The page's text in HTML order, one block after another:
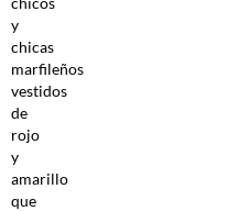
y
chicas
marfileños
vestidos
de
rojo
y
amarillo
que